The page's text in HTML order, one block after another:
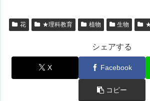
花 ★理科教育 植物 生物
シェアする
X Facebook
コピー